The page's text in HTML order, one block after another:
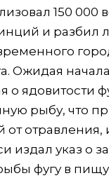
150 000
и разбил
Ожидая
о ядовитости
рыбу, что
отравления,
издал указ о
фугу в